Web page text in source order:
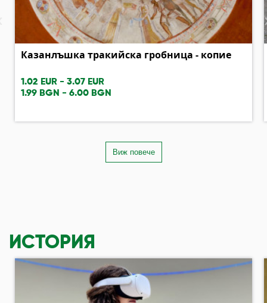
Казанлъшка тракийска гробница - копие
1.02 EUR - 3.07 EUR
1.99 BGN - 6.00 BGN
Виж повече
ИСТОРИЯ